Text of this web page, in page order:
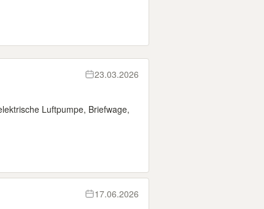
23.03.2026
Luftpumpe, Briefwage,
17.06.2026